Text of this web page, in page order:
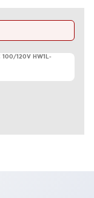
100/120V HW1L-